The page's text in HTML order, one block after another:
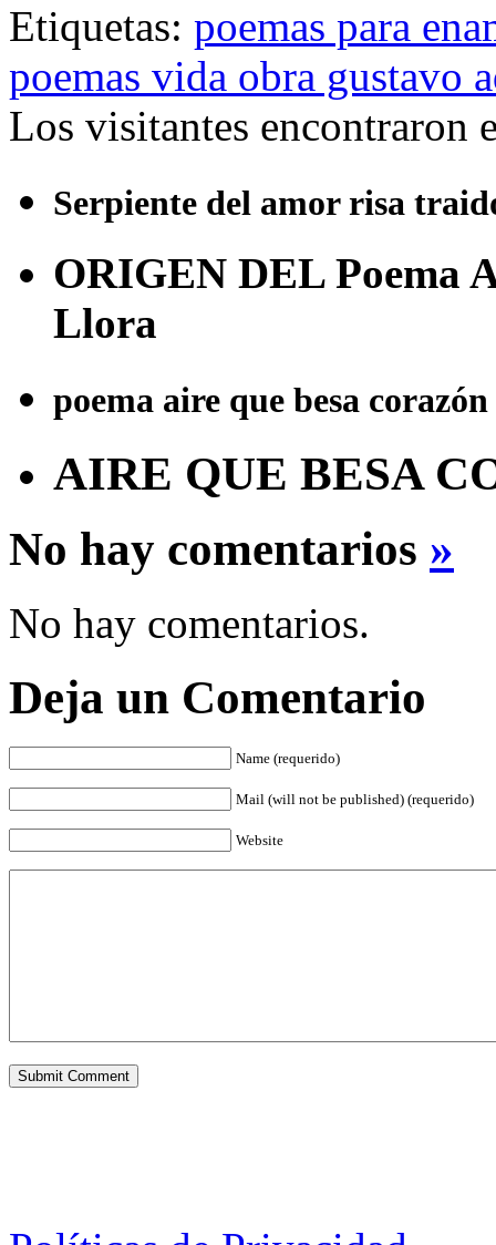
Etiquetas: poemas para
poemas vida obra gustavo
Los visitantes encontraron
Serpiente del amor risa
ORIGEN DEL Poema
Llora
poema aire que besa
AIRE QUE BESA
No hay comentarios »
No hay comentarios.
Deja un Comentario
Name (requerido)
Mail (will not be published) (requerido)
Website